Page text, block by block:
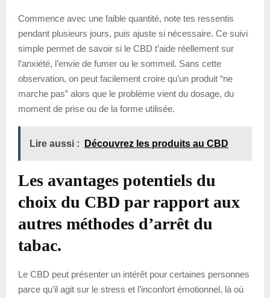
Commence avec une faible quantité, note tes ressentis
pendant plusieurs jours, puis ajuste si nécessaire. Ce suivi
simple permet de savoir si le CBD t’aide réellement sur
l’anxiété, l’envie de fumer ou le sommeil. Sans cette
observation, on peut facilement croire qu’un produit “ne
marche pas” alors que le problème vient du dosage, du
moment de prise ou de la forme utilisée.
Lire aussi : Découvrez les produits au CBD
Les avantages potentiels du
choix du CBD par rapport aux
autres méthodes d’arrêt du
tabac.
Le CBD peut présenter un intérêt pour certaines personnes
parce qu’il agit sur le stress et l’inconfort émotionnel, là où